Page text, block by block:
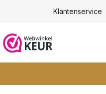
klantbeoordeling 9+
Klantenservice